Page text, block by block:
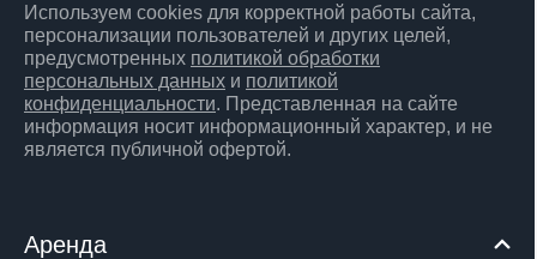
Используем cookies для корректной работы сайта,
персонализации пользователей и других целей,
предусмотренных политикой обработки
персональных данных и политикой
конфиденциальности. Представленная на сайте
информация носит информационный характер, и не
является публичной офертой.
Аренда